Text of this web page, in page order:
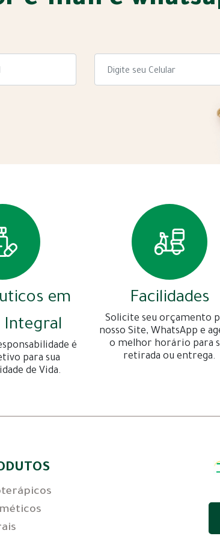
em
Integral
é
para sua
de Vida.
Facilidades
Solicite seu orçamento
nosso Site, WhatsApp e
o melhor horário para
retirada ou entrega.